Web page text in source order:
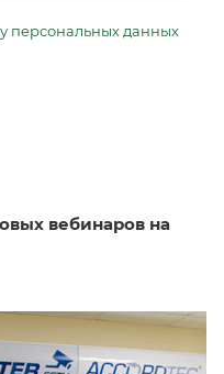
персональных данных
вебинаров на